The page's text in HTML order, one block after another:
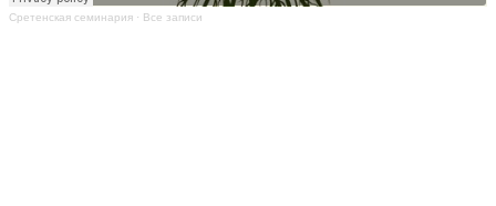
Сретенская семинария · Все записи